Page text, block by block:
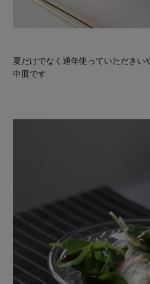
夏だけでなく通年使っていただきい
中皿です